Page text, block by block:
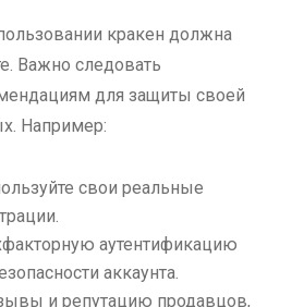
кракен должна
Важно следовать
для защиты своей
Например:
свои реальные
аутентификацию
аккаунта.
и репутацию продавцов,